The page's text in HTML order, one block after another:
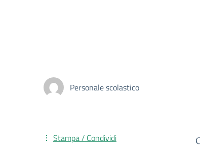
Personale scolastico
Stampa / Condividi